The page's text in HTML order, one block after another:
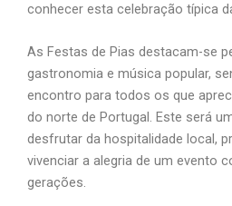
conhecer esta celebração típica
As Festas de Pias destacam-se
gastronomia e música popular,
encontro para todos os que
do norte de Portugal. Este será
desfrutar da hospitalidade local,
vivenciar a alegria de um evento
gerações.